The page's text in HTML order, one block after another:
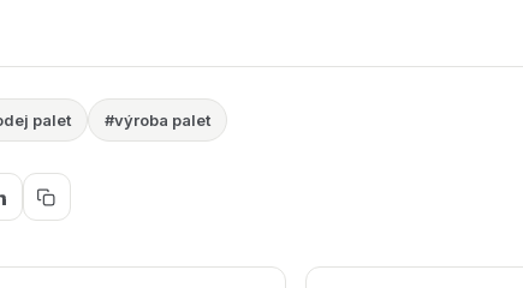
palet #výroba palet